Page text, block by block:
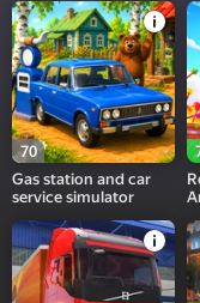
70
Gas station and car
service simulator